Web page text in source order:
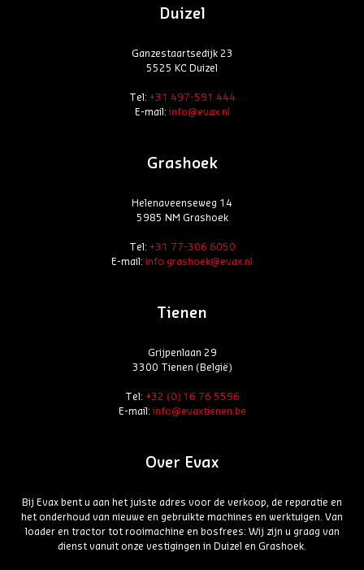
Duizel
Ganzestaartsedijk 23
5525 KC Duizel
Tel: +31 497-591 444
E-mail:info@evax.nl
Grashoek
Helenaveenseweg 14
5985 NM Grashoek
Tel: +31 77-306 6050
E-mail:info.grashoek@evax.nl
Tienen
Grijpenlaan 29
3300 Tienen (België)
Tel: +32 (0) 16 76 5596
E-mail:info@evaxtienen.be
Over Evax
Bij Evax bent u aan het juiste adres voor de verkoop, de reparatie en
het onderhoud van nieuwe en gebruikte machines en werktuigen. Van
loader en tractor tot rooimachine en bosfrees: Wij zijn u graag van
dienst vanuit onze vestigingen in Duizel en Grashoek.